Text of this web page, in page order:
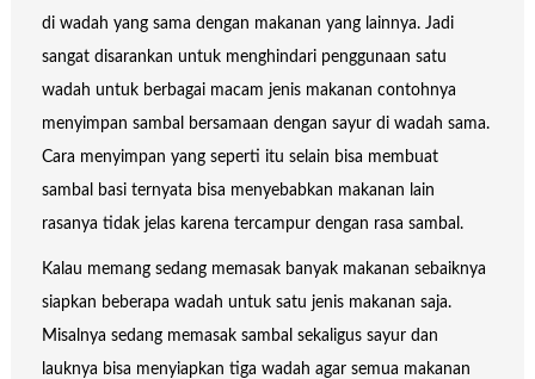
di wadah yang sama dengan makanan yang lainnya. Jadi
sangat disarankan untuk menghindari penggunaan satu
wadah untuk berbagai macam jenis makanan contohnya
menyimpan sambal bersamaan dengan sayur di wadah sama.
Cara menyimpan yang seperti itu selain bisa membuat
sambal basi ternyata bisa menyebabkan makanan lain
rasanya tidak jelas karena tercampur dengan rasa sambal.
Kalau memang sedang memasak banyak makanan sebaiknya
siapkan beberapa wadah untuk satu jenis makanan saja.
Misalnya sedang memasak sambal sekaligus sayur dan
lauknya bisa menyiapkan tiga wadah agar semua makanan